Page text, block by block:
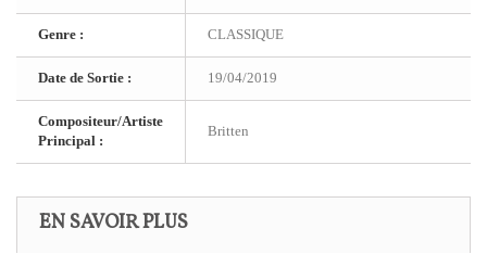
Genre : CLASSIQUE
Date de Sortie : 19/04/2019
Compositeur/Artiste
Principal :
Britten
EN SAVOIR PLUS